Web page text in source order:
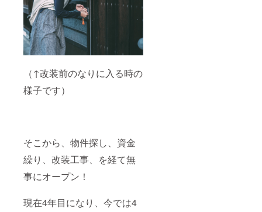
（↑改装前のなりに入る時の
様子です）
そこから、物件探し、資金
繰り、改装工事、を経て無
事にオープン！
現在4年目になり、今では4